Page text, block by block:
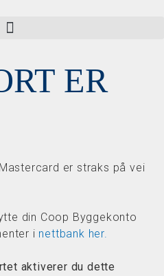
ER
er straks på vei
din Coop Byggekonto
i nettbank her.
aktiverer du dette